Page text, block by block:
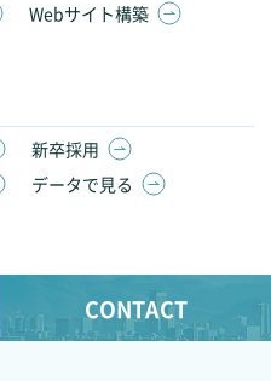
Webサイト構築
新卒採用
データで見る
CONTACT